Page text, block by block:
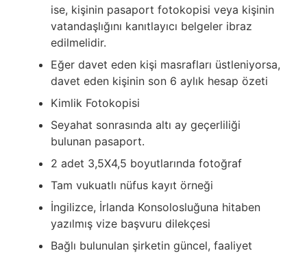
ise, kişinin pasaport fotokopisi veya kişinin
vatandaşlığını kanıtlayıcı belgeler ibraz
edilmelidir.
Eğer davet eden kişi masrafları üstleniyorsa,
davet eden kişinin son 6 aylık hesap özeti
Kimlik Fotokopisi
Seyahat sonrasında altı ay geçerliliği
bulunan pasaport.
2 adet 3,5X4,5 boyutlarında fotoğraf
Tam vukuatlı nüfus kayıt örneği
İngilizce, İrlanda Konsolosluğuna hitaben
yazılmış vize başvuru dilekçesi
Bağlı bulunulan şirketin güncel, faaliyet